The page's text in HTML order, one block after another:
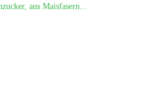
aus Maisfasern...